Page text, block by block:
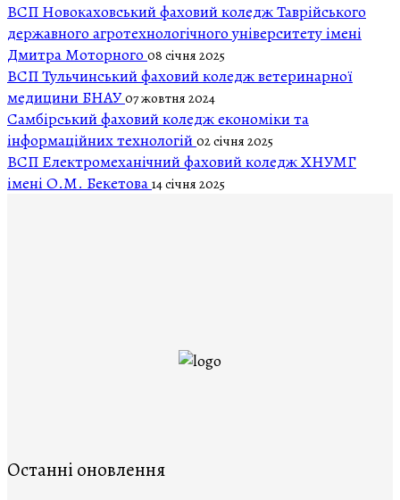
ВСП Новокаховський фаховий коледж Таврійського
державного агротехнологічного університету імені
Дмитра Моторного 08 січня 2025
ВСП Тульчинський фаховий коледж ветеринарної
медицини БНАУ07 жовтня 2024
Самбірський фаховий коледж економіки та
інформаційних технологій 02 січня 2025
ВСП Електромеханічний фаховий коледж ХНУМГ
імені О.М. Бекетова 14 січня 2025
Останні оновлення